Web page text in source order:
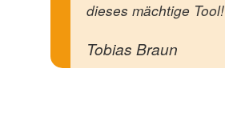
dieses mächtige Tool!
Tobias Braun